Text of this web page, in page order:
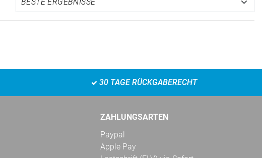
30 TAGE RÜCKGABERECHT
ZAHLUNGSARTEN
Paypal
Apple Pay